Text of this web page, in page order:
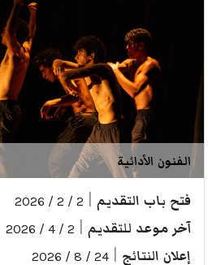
الفنون الأدائية
فتح باب التقديم 2 / 2 / 2026
آخر موعد للتقديم 2 / 4 / 2026
إعلان النتائج 24 / 8 / 2026